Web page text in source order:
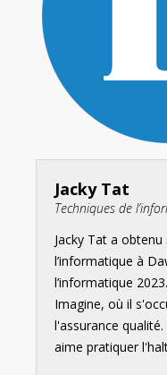
Jacky Tat
Techniques de
Jacky Tat a
l’informatique à
l’informatique
Imagine, où il
l'assurance
aime pratiquer